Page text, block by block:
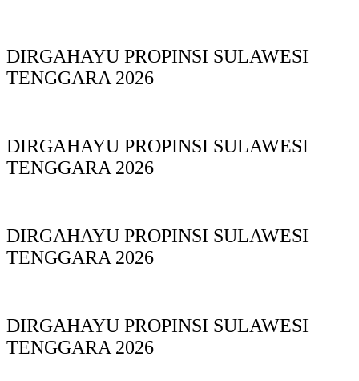
DIRGAHAYU PROPINSI SULAWESI
TENGGARA 2026
DIRGAHAYU PROPINSI SULAWESI
TENGGARA 2026
DIRGAHAYU PROPINSI SULAWESI
TENGGARA 2026
DIRGAHAYU PROPINSI SULAWESI
TENGGARA 2026